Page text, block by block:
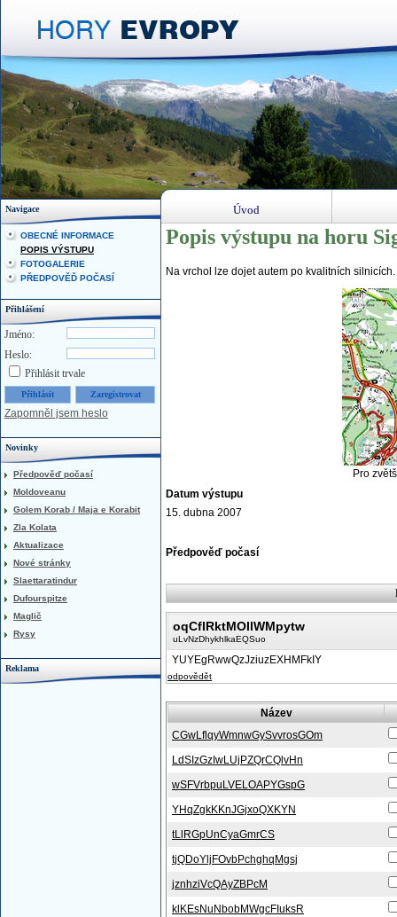
Popis výstupu na horu
Na vrchol lze dojet autem po kvalitních
Pro
Datum výstupu
15. dubna 2007
Předpověď počasí
oqCfIRktMOIlWMpytw
uLvNzDhykhlkaEQSuo
YUYEgRwwQzJziuzEXHMFkIY
odpovědět
Název
CGwLflqyWmnwGySvvrosGOm
LdSIzGzIwLUjPZQrCQlvHn
wSFVrbpuLVELOAPYGspG
YHqZgkKKnJGjxoQXKYN
tLlRGpUnCyaGmrCS
tjQDoYljFOvbPchghqMgsj
jznhziVcQAyZBPcM
klKEsNuNbobMWgcFIuksR
Navigace
OBECNÉ INFORMACE
POPIS VÝSTUPU
FOTOGALERIE
PŘEDPOVĚĎ POČASÍ
Přihlášení
Jméno:
Heslo:
Přihlásit trvale
Zapomněl jsem heslo
Novinky
Předpověď počasí
Moldoveanu
Golem Korab / Maja e Korabit
Zla Kolata
Aktualizace
Nové stránky
Slaettaratindur
Dufourspitze
Maglič
Rysy
Reklama
Úvod